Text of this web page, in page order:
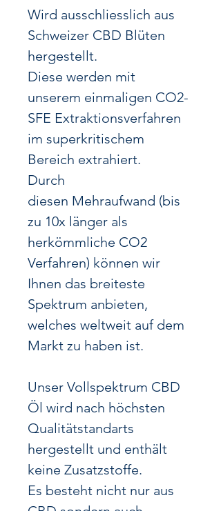
Wird ausschliesslich aus
Schweizer CBD Blüten
hergestellt.
Diese werden mit
unserem einmaligen CO2-
SFE Extraktionsverfahren
im superkritischem
Bereich extrahiert.
Durch
diesen Mehraufwand (bis
zu 10x länger als
herkömmliche CO2
Verfahren) können wir
Ihnen das breiteste
Spektrum anbieten,
welches weltweit auf dem
Markt zu haben ist.
Unser Vollspektrum CBD
Öl wird nach höchsten
Qualitätstandarts
hergestellt und enthält
keine Zusatzstoffe.
Es besteht nicht nur aus